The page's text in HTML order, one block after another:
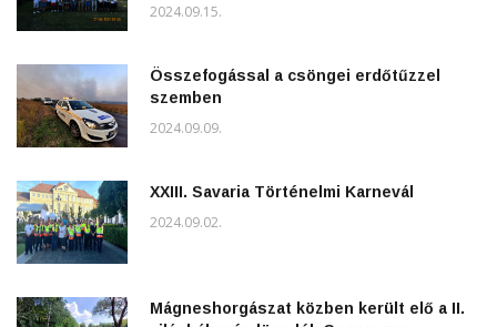
2024.09.15.
Összefogással a csöngei erdőtűzzel
szemben
2024.09.09.
XXIII. Savaria Történelmi Karnevál
2024.09.02.
Mágneshorgászat közben került elő a II.